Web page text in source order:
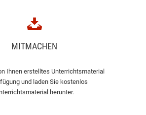
MITMACHEN
Ihnen erstelltes Unterrichtsmaterial
und laden Sie kostenlos
herunter.